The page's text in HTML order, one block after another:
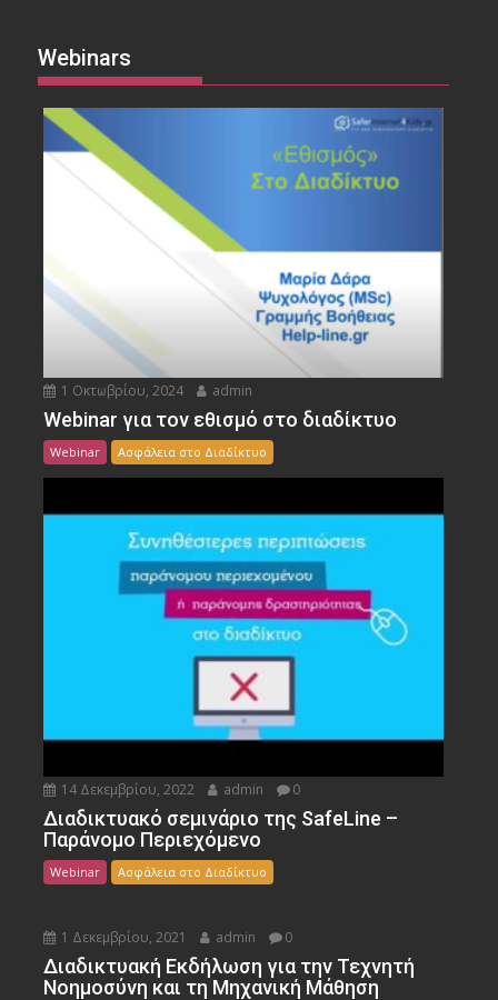
Webinars
1 Οκτωβρίου, 2024 admin
Webinar για τον εθισμό στο διαδίκτυο
Webinar Ασφάλεια στο Διαδίκτυο
14 Δεκεμβρίου, 2022 admin 0
Διαδικτυακό σεμινάριο της SafeLine –
Παράνομο Περιεχόμενο
Webinar Ασφάλεια στο Διαδίκτυο
1 Δεκεμβρίου, 2021 admin 0
Διαδικτυακή Εκδήλωση για την Τεχνητή
Νοημοσύνη και τη Μηχανική Μάθηση